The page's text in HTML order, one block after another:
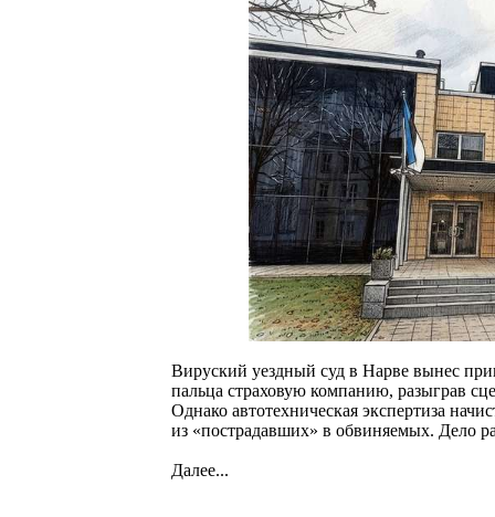
Вируский уездный суд в Нарве вынес
пальца страховую компанию, разыграв
Однако автотехническая экспертиза
из «пострадавших» в обвиняемых. Дело
Далее...